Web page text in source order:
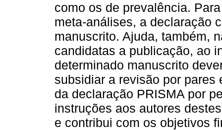
como os de prevalência.
meta-análises, a declaração
manuscrito. Ajuda, também,
candidatas a publicação, ao
determinado manuscrito
subsidiar a revisão por
da declaração PRISMA por
instruções aos autores
e contribui com os objetivos